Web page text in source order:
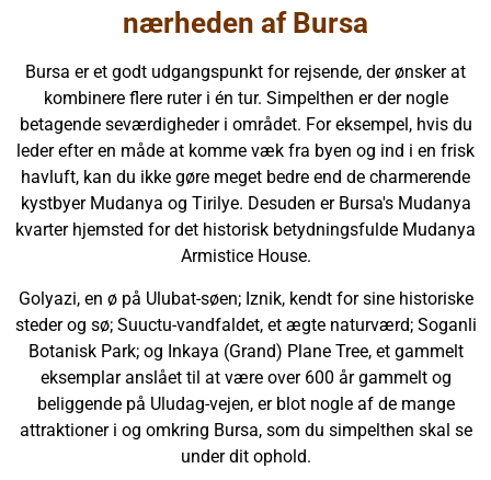
nærheden af Bursa
Bursa er et godt udgangspunkt for rejsende, der ønsker at
kombinere flere ruter i én tur. Simpelthen er der nogle
betagende seværdigheder i området. For eksempel, hvis du
leder efter en måde at komme væk fra byen og ind i en frisk
havluft, kan du ikke gøre meget bedre end de charmerende
kystbyer Mudanya og Tirilye. Desuden er Bursa's Mudanya
kvarter hjemsted for det historisk betydningsfulde Mudanya
Armistice House.
Golyazi, en ø på Ulubat-søen; Iznik, kendt for sine historiske
steder og sø; Suuctu-vandfaldet, et ægte naturværd; Soganli
Botanisk Park; og Inkaya (Grand) Plane Tree, et gammelt
eksemplar anslået til at være over 600 år gammelt og
beliggende på Uludag-vejen, er blot nogle af de mange
attraktioner i og omkring Bursa, som du simpelthen skal se
under dit ophold.